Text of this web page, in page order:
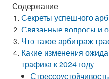
Содержание
Секреты успешного
Связанные вопросы и
Что такое арбитраж
Какие изменения
трафика к 2024 году
Стрессоустойчивость